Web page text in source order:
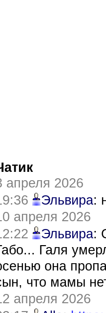
апреля 2026
Эльвира:
апреля 2026
Эльвира:
Галя
она
что мамы
апреля 2026